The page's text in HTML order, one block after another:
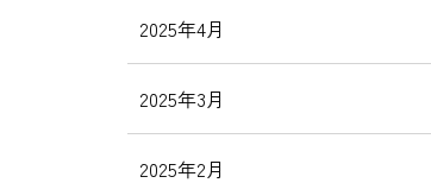
2025年4月
2025年3月
2025年2月